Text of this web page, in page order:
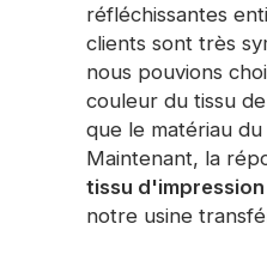
réfléchissantes
clients sont très
nous pouvions
couleur du tissu
que le matériau
Maintenant, la
tissu
notre usine